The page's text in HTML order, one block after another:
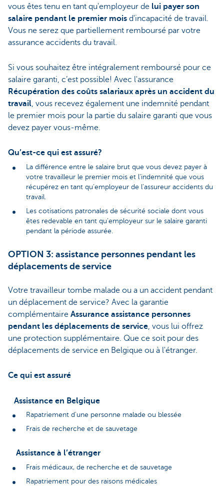
vous êtes tenu en tant qu'employeur de lui payer son
salaire pendant le premier mois d'incapacité de travail.
Vous ne serez que partiellement remboursé par votre
assurance accidents du travail.
Si vous souhaitez être intégralement remboursé pour ce
salaire garanti, c’est possible! Avec l'assurance
Récupération des coûts salariaux après un accident du
travail, vous recevez également une indemnité pendant
le premier mois pour la partie du salaire garanti que vous
devez payer vous-même.
Qu’est-ce qui est assuré?
La différence entre le salaire brut que vous devez payer à
votre travailleur le premier mois et l'indemnité que vous
récupérez en tant qu'employeur de l'assureur accidents du
travail.
Les cotisations patronales de sécurité sociale dont vous
êtes redevable en tant qu'employeur sur le salaire garanti
pendant la période assurée.
OPTION 3: assistance personnes pendant les
déplacements de service
Votre travailleur tombe malade ou a un accident pendant
un déplacement de service? Avec la garantie
complémentaire Assurance assistance personnes
pendant les déplacements de service, vous lui offrez
une protection supplémentaire. Que ce soit pour des
déplacements de service en Belgique ou à l'étranger.
Ce qui est assuré
Assistance en Belgique
Rapatriement d'une personne malade ou blessée
Frais de recherche et de sauvetage
Assistance à l’étranger
Frais médicaux, de recherche et de sauvetage
Rapatriement pour des raisons médicales